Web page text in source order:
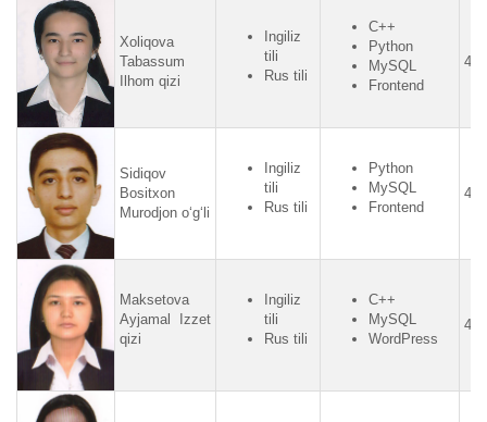
Xoliqova
Tabassum
Ilhom qizi
Ingiliz
tili
Rus tili
C++
Python
MySQL
Frontend
Sidiqov
Bositxon
Murodjon o‘g‘li
Ingiliz
tili
Rus tili
Python
MySQL
Frontend
Maksetova
Ayjamal Izzet
qizi
Ingiliz
tili
Rus tili
C++
MySQL
WordPress